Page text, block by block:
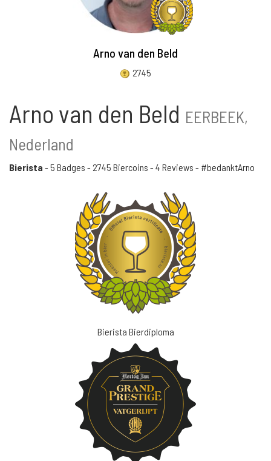
Arno van den Beld
2745
Arno van den Beld EERBEEK,
Nederland
Bierista - 5 Badges - 2745 Biercoins - 4 Reviews - #bedanktArno
Bierista Bierdiploma